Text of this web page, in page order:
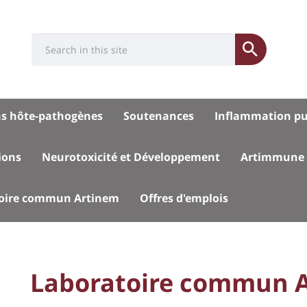
Université
Submit
hôte-pathogènes Soutenances Inflammation
Neurotoxicité et Développement Artimmune
commun Artinem Offres d'emplois
University
Titre
Laboratoire commun